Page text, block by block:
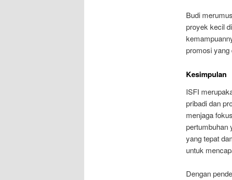
Budi
proyek kecil
promosi yang
Kesimpulan
ISFI
pribadi dan
menjaga
pertumbuhan
yang tepat
untuk
Dengan